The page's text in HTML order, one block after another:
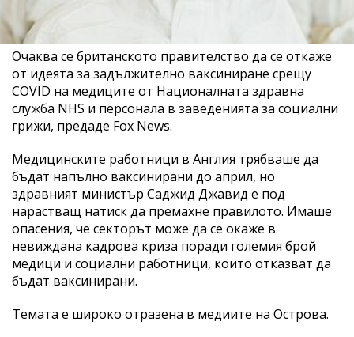
Очаква се британското правителство да се откаже
от идеята за задължително ваксиниране срещу
COVID на медиците от Националната здравна
служба NHS и персонала в заведенията за социални
грижи, предаде Fox News.
Медицинските работници в Англия трябваше да
бъдат напълно ваксинирани до април, но
здравният министър Саджид Джавид е под
нарастващ натиск да премахне правилото. Имаше
опасения, че секторът може да се окаже в
невиждана кадрова криза поради големия брой
медици и социални работници, които отказват да
бъдат ваксинирани.
Темата е широко отразена в медиите на Острова.